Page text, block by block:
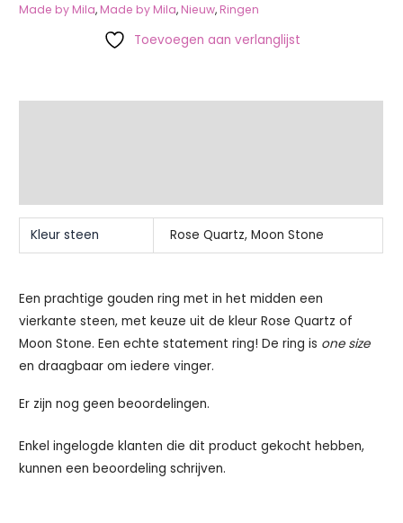
Made by Mila,Made by Mila,Nieuw,Ringen
Toevoegen aan verlanglijst
Kleur steen Rose Quartz, Moon Stone
Een prachtige gouden ring met in het midden een
vierkante steen, met keuze uit de kleur Rose Quartz of
Moon Stone. Een echte statement ring! De ring is one size
en draagbaar om iedere vinger.
Er zijn nog geen beoordelingen.
Enkel ingelogde klanten die dit product gekocht hebben,
kunnen een beoordeling schrijven.